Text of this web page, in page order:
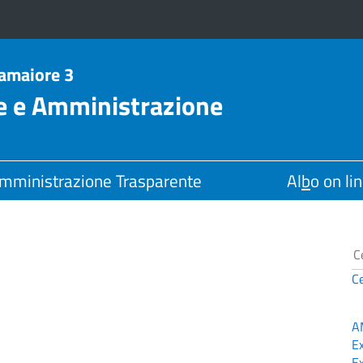
3
e Amministrazione
mministrazione Trasparente Albo on